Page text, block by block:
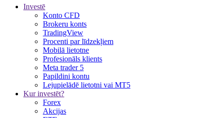
Investē
Konto CFD
Brokeru konts
TradingView
Procenti par līdzekļiem
Mobilā lietotne
Profesionāls klients
Meta trader 5
Papildini kontu
Lejupielādē lietotni vai MT5
Kur investēt?
Forex
Akcijas